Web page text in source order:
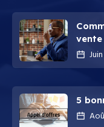
vente
5